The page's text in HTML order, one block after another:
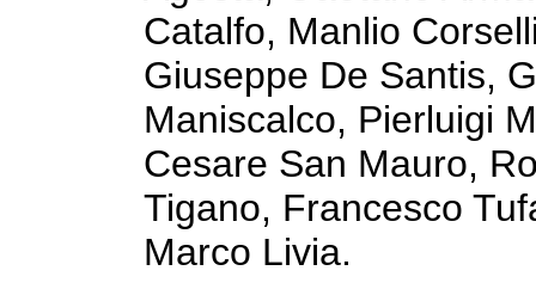
Catalfo, Manlio
Giuseppe De Santis,
Maniscalco, Pierluigi
Cesare San Mauro,
Tigano, Francesco
Marco Livia.